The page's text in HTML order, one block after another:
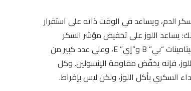
الدم، ويساعد في الوقت ذاته على استقرار
يساعد اللوز على تخفيض مؤشر السكر
للوجبة! والسبب هو غناه بالألياف، ولكن أيضًا بسبب محتواه من البروتينات والفيتامينات “بي” B و”إي” E، وعلى عدد كبير من
فإنه يخفّض مقاومة الإنسولين. وكل
السكري بأكل اللوز، ولكن ليس بإفراط.